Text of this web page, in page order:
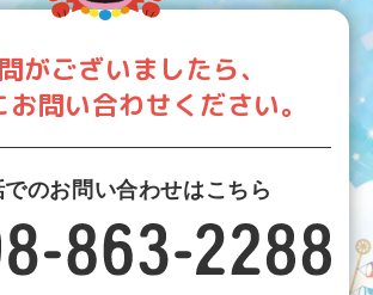
がございましたら、
問い合わせください。
のお問い合わせはこちら